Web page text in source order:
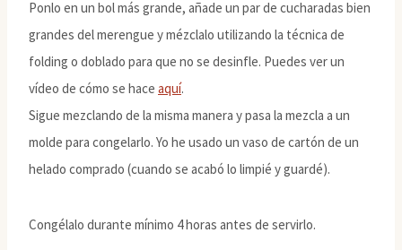
Ponlo en un bol más grande, añade un par de cucharadas bien
grandes del merengue y mézclalo utilizando la técnica de
folding o doblado para que no se desinfle. Puedes ver un
vídeo de cómo se hace aquí.
Sigue mezclando de la misma manera y pasa la mezcla a un
molde para congelarlo. Yo he usado un vaso de cartón de un
helado comprado (cuando se acabó lo limpié y guardé).
Congélalo durante mínimo 4 horas antes de servirlo.